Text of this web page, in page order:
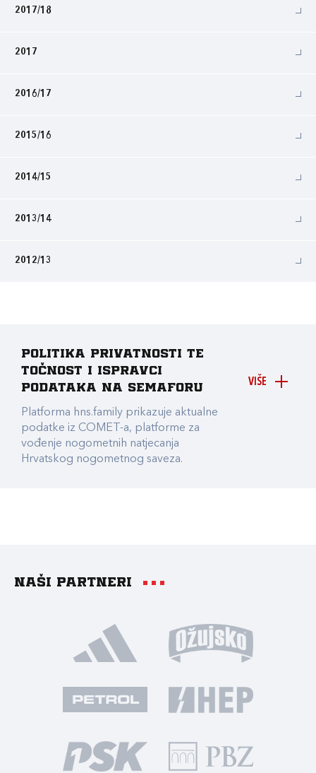
2017/18
2017
2016/17
2015/16
2014/15
2013/14
2012/13
VIŠE
Politika privatnosti te
točnost i ispravci
podataka na Semaforu
Platforma hns.family prikazuje aktualne
podatke iz COMET-a, platforme za
vođenje nogometnih natjecanja
Hrvatskog nogometnog saveza.
Naši partneri